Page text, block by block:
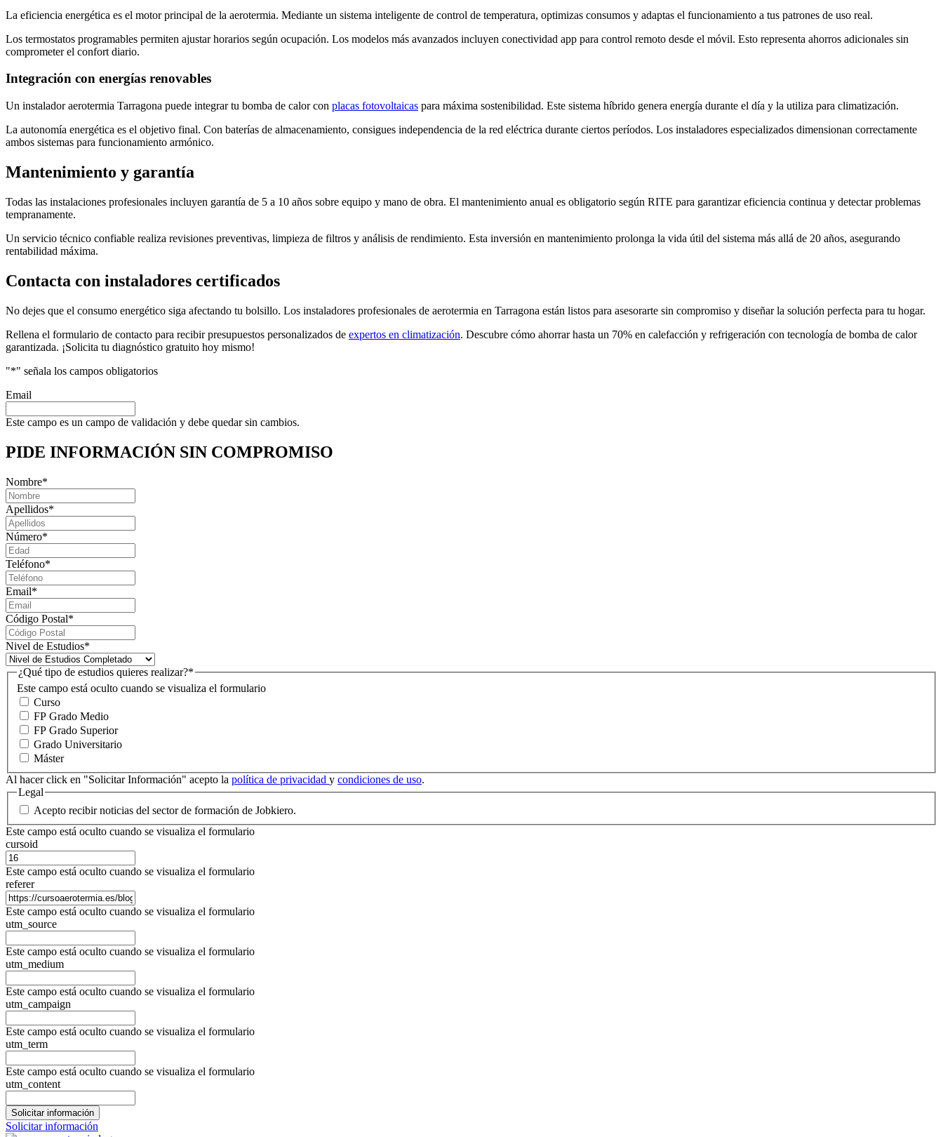
La eficiencia energética es el motor principal de la aerotermia. Mediante un sistema inteligente de control de temperatura, optimizas consumos y adaptas el funcionamiento a tus patrones de uso real.
Los termostatos programables permiten ajustar horarios según ocupación. Los modelos más avanzados incluyen conectividad app para control remoto desde el móvil. Esto representa ahorros adicionales sin
comprometer el confort diario.
Integración con energías renovables
Un instalador aerotermia Tarragona puede integrar tu bomba de calor con placas fotovoltaicas para máxima sostenibilidad. Este sistema híbrido genera energía durante el día y la utiliza para climatización.
La autonomía energética es el objetivo final. Con baterías de almacenamiento, consigues independencia de la red eléctrica durante ciertos períodos. Los instaladores especializados dimensionan correctamente
ambos sistemas para funcionamiento armónico.
Mantenimiento y garantía
Todas las instalaciones profesionales incluyen garantía de 5 a 10 años sobre equipo y mano de obra. El mantenimiento anual es obligatorio según RITE para garantizar eficiencia continua y detectar problemas
tempranamente.
Un servicio técnico confiable realiza revisiones preventivas, limpieza de filtros y análisis de rendimiento. Esta inversión en mantenimiento prolonga la vida útil del sistema más allá de 20 años, asegurando
rentabilidad máxima.
Contacta con instaladores certificados
No dejes que el consumo energético siga afectando tu bolsillo. Los instaladores profesionales de aerotermia en Tarragona están listos para asesorarte sin compromiso y diseñar la solución perfecta para tu hogar.
Rellena el formulario de contacto para recibir presupuestos personalizados de expertos en climatización. Descubre cómo ahorrar hasta un 70% en calefacción y refrigeración con tecnología de bomba de calor
garantizada. ¡Solicita tu diagnóstico gratuito hoy mismo!
"*" señala los campos obligatorios
Email
Este campo es un campo de validación y debe quedar sin cambios.
PIDE INFORMACIÓN SIN COMPROMISO
Nombre*
Apellidos*
Número*
Teléfono*
Email*
Código Postal*
Nivel de Estudios*
Este campo está oculto cuando se visualiza el formulario
¿Qué tipo de estudios quieres realizar?*
Curso
FP Grado Medio
FP Grado Superior
Grado Universitario
Máster
Al hacer click en "Solicitar Información" acepto la política de privacidad y condiciones de uso.
Legal
Acepto recibir noticias del sector de formación de Jobkiero.
Este campo está oculto cuando se visualiza el formulario
cursoid
Este campo está oculto cuando se visualiza el formulario
referer
Este campo está oculto cuando se visualiza el formulario
utm_source
Este campo está oculto cuando se visualiza el formulario
utm_medium
Este campo está oculto cuando se visualiza el formulario
utm_campaign
Este campo está oculto cuando se visualiza el formulario
utm_term
Este campo está oculto cuando se visualiza el formulario
utm_content
Solicitar información